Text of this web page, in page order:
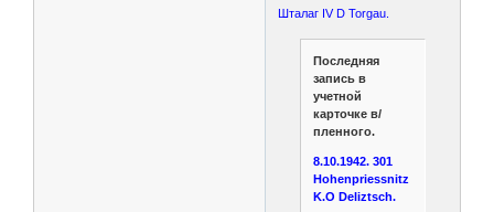
Шталаг IV D Torgau.
Последняя
запись в
учетной
карточке в/
пленного.
8.10.1942. 301
Hohenpriessnitz
K.O Deliztsch.